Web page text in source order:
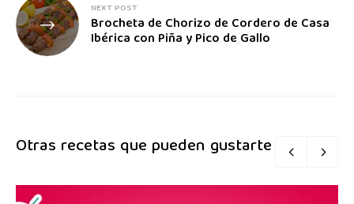
NEXT POST
Brocheta de Chorizo de Cordero de Casa
Ibérica con Piña y Pico de Gallo
Otras recetas que pueden gustarte